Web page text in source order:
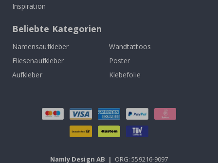
Inspiration
Beliebte Kategorien
Namensaufkleber
Wandtattoos
Fliesenaufkleber
Poster
Aufkleber
Klebefolie
Namly Design AB | ORG: 559216-9097